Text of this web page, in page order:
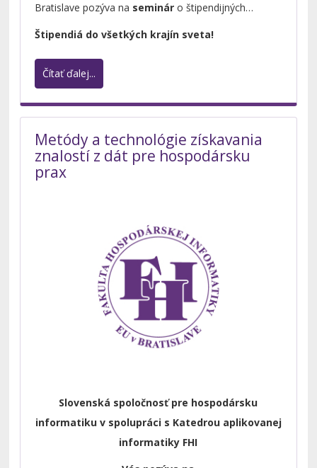
Bratislave pozýva na semináro štipendijných
možnostiach:
Štipendiá do všetkých krajín sveta!
Čítať ďalej...
Metódy a technológie získavania
znalostí z dát pre hospodársku
prax
Slovenská spoločnosť pre hospodársku
informatiku v spolupráci s Katedrou aplikovanej
informatiky FHI